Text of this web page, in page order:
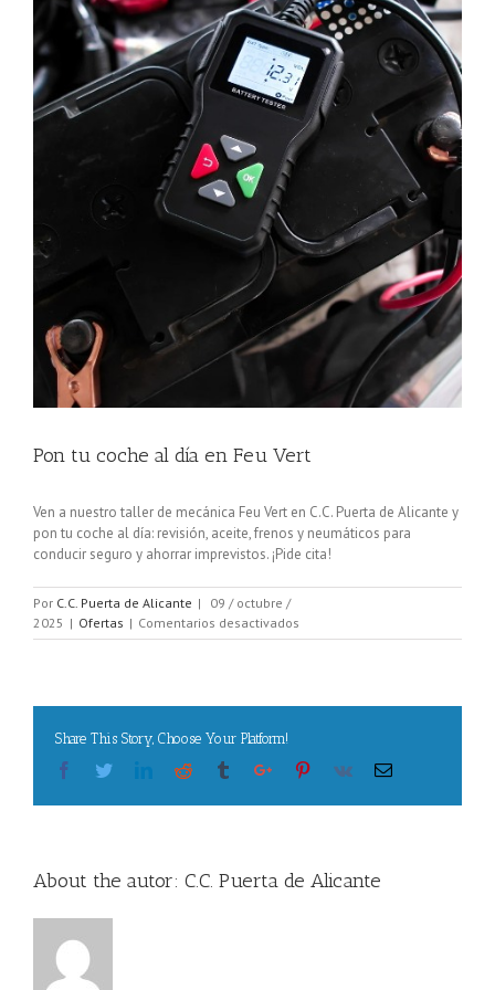
Pon tu coche al día en Feu Vert
Ven a nuestro taller de mecánica Feu Vert en C.C. Puerta de Alicante y
pon tu coche al día: revisión, aceite, frenos y neumáticos para
conducir seguro y ahorrar imprevistos. ¡Pide cita!
Por C.C. Puerta de Alicante |
09 / octubre /
2025 | Ofertas | Comentarios desactivados
Pon
Feu
Vert
Share This Story, Choose Your Platform!
FacebookTwitterLinkedinReddit TumblrGoogle+Pinterest
Vk Email
About the autor: C.C. Puerta de Alicante